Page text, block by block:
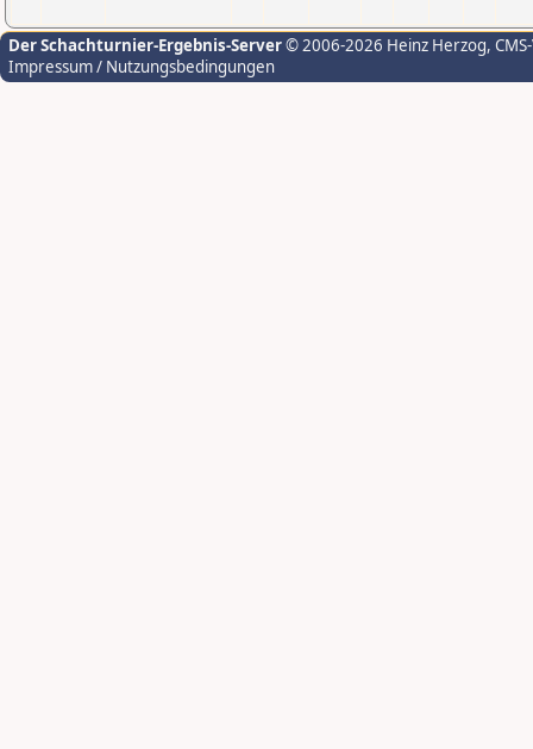
Der Schachturnier-Ergebnis-Server© 2006-2026 Heinz Herzog,
Impressum / Nutzungsbedingungen